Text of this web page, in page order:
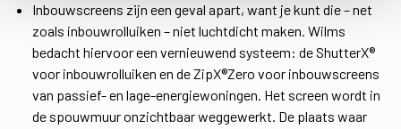
Inbouwscreens zijn een geval apart, want je kunt die – net
zoals inbouwrolluiken – niet luchtdicht maken. Wilms
bedacht hiervoor een vernieuwend systeem: de ShutterX®
voor inbouwrolluiken en de ZipX®Zero voor inbouwscreens
van passief- en lage-energiewoningen. Het screen wordt in
de spouwmuur onzichtbaar weggewerkt. De plaats waar